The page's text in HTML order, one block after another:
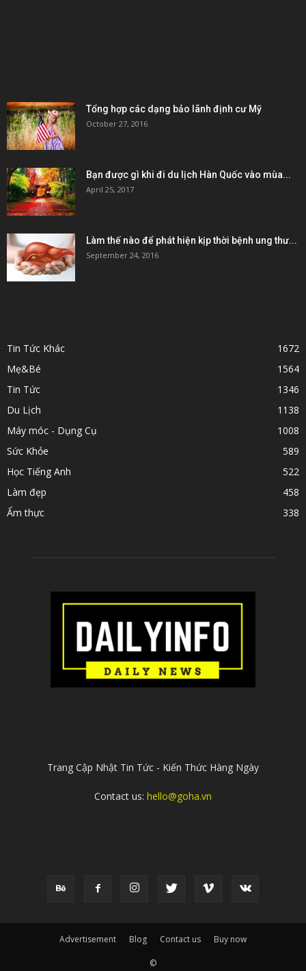
Tổng hợp các dạng bảo lãnh định cư Mỹ
October 27, 2016
Bạn được gì khi đi du lịch Hàn Quốc vào mùa...
April 25, 2017
Làm thế nào để phát hiện kịp thời bệnh ung thư...
September 24, 2016
Tin Tức Khác
1672
Mẹ&Bé
1564
Tin Tức
1346
Du Lịch
1138
Máy móc - Dụng Cụ
1008
Sức Khỏe
589
Học Tiếng Anh
522
Làm đẹp
458
Ẩm thực
338
Trang Cập Nhật Tin Tức - Kiến Thức Hàng Ngày
Contact us: hello@goha.vn
Advertisement Blog Contact us Buy now
©